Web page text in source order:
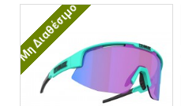
Μη Διαθέσιμο